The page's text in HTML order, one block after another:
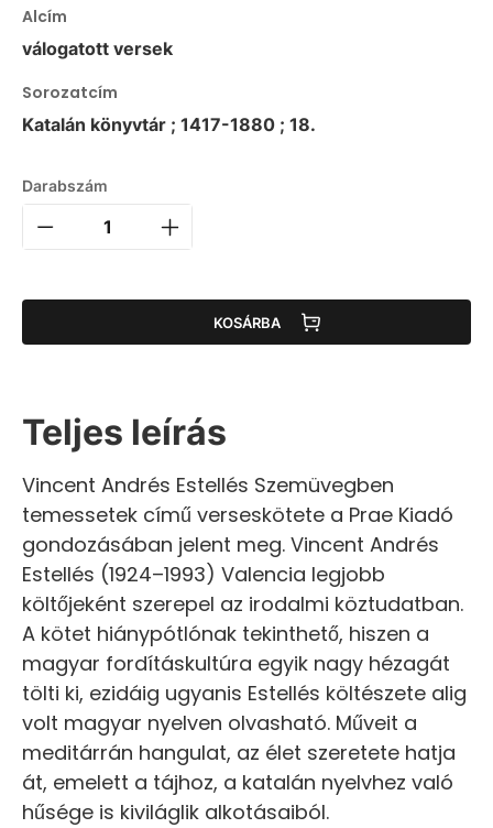
Alcím
válogatott versek
Sorozatcím
Katalán könyvtár ; 1417-1880 ; 18.
Darabszám
KOSÁRBA
Teljes leírás
Vincent Andrés Estellés Szemüvegben
temessetek című verseskötete a Prae Kiadó
gondozásában jelent meg. Vincent Andrés
Estellés (1924–1993) Valencia legjobb
költőjeként szerepel az irodalmi köztudatban.
A kötet hiánypótlónak tekinthető, hiszen a
magyar fordításkultúra egyik nagy hézagát
tölti ki, ezidáig ugyanis Estellés költészete alig
volt magyar nyelven olvasható. Műveit a
meditárrán hangulat, az élet szeretete hatja
át, emelett a tájhoz, a katalán nyelvhez való
hűsége is kiviláglik alkotásaiból.